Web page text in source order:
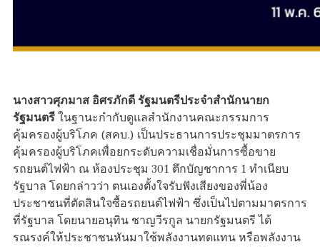
นางสาวศุภมาส อิศรภักดี รัฐมนตรีประจำสำนักนายก
รัฐมนตรี ในฐานะกำกับดูแลสำนักงานคณะกรรมการ
คุ้มครองผู้บริโภค (สคบ.) เป็นประธานการประชุมมาตรการ
คุ้มครองผู้บริโภคเพื่อยกระดับความเชื่อมั่นการซื้อขาย
รถยนต์ไฟฟ้า ณ ห้องประชุม 301 ตึกบัญชาการ 1 ทำเนียบ
รัฐบาล โดยกล่าวว่า ตนเองตั้งใจรับฟังเสียงของพี่น้อง
ประชาชนที่ตัดสินใจซื้อรถยนต์ไฟฟ้า ซึ่งเป็นไปตามมาตรการ
ที่รัฐบาล โดยนายอนุทิน ชาญวีรกูล นายกรัฐมนตรี ได้
รณรงค์ให้ประชาชนหันมาใช้พลังงานทดแทน หรือพลังงาน